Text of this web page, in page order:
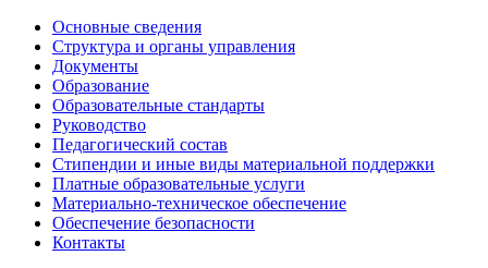
Основные сведения
Структура и органы управления
Документы
Образование
Образовательные стандарты
Руководство
Педагогический состав
Стипендии и иные виды материальной поддержки
Платные образовательные услуги
Материально-техническое обеспечение
Обеспечение безопасности
Контакты